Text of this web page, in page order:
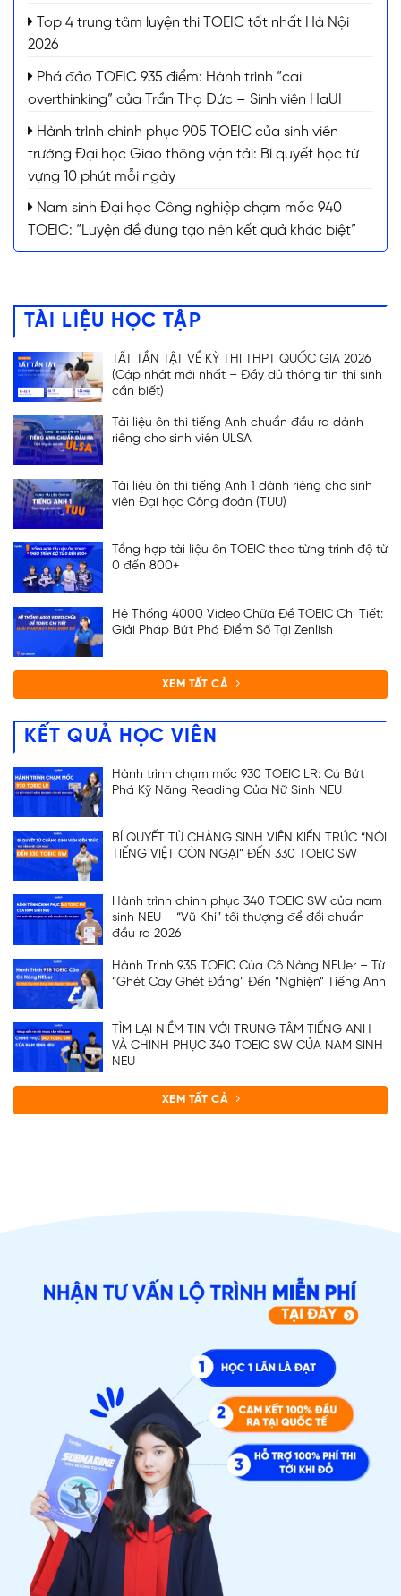
Top 4 trung tâm luyện thi TOEIC tốt nhất Hà Nội
2026
Phá đảo TOEIC 935 điểm: Hành trình “cai
overthinking” của Trần Thọ Đức – Sinh viên HaUI
Hành trình chinh phục 905 TOEIC của sinh viên
trường Đại học Giao thông vận tải: Bí quyết học từ
vựng 10 phút mỗi ngày
Nam sinh Đại học Công nghiệp chạm mốc 940
TOEIC: “Luyện đề đúng tạo nên kết quả khác biệt”
TÀI LIỆU HỌC TẬP
TẤT TẦN TẬT VỀ KỲ THI THPT QUỐC GIA 2026
(Cập nhật mới nhất – Đầy đủ thông tin thí sinh
cần biết)
Tài liệu ôn thi tiếng Anh chuẩn đầu ra dành
riêng cho sinh viên ULSA
Tài liệu ôn thi tiếng Anh 1 dành riêng cho sinh
viên Đại học Công đoàn (TUU)
Tổng hợp tài liệu ôn TOEIC theo từng trình độ từ
0 đến 800+
Hệ Thống 4000 Video Chữa Đề TOEIC Chi Tiết:
Giải Pháp Bứt Phá Điểm Số Tại Zenlish
XEM TẤT CẢ
KẾT QUẢ HỌC VIÊN
Hành trình chạm mốc 930 TOEIC LR: Cú Bứt
Phá Kỹ Năng Reading Của Nữ Sinh NEU
BÍ QUYẾT TỪ CHÀNG SINH VIÊN KIẾN TRÚC “NÓI
TIẾNG VIỆT CÒN NGẠI” ĐẾN 330 TOEIC SW
Hành trình chinh phục 340 TOEIC SW của nam
sinh NEU – “Vũ Khí” tối thượng để đổi chuẩn
đầu ra 2026
Hành Trình 935 TOEIC Của Cô Nàng NEUer – Từ
“Ghét Cay Ghét Đắng” Đến “Nghiện” Tiếng Anh
TÌM LẠI NIỀM TIN VỚI TRUNG TÂM TIẾNG ANH
VÀ CHINH PHỤC 340 TOEIC SW CỦA NAM SINH
NEU
XEM TẤT CẢ